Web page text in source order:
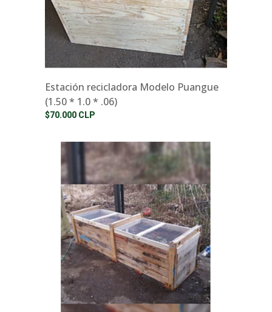
Estación recicladora Modelo Puangue
(1.50 * 1.0 * .06)
$70.000 CLP